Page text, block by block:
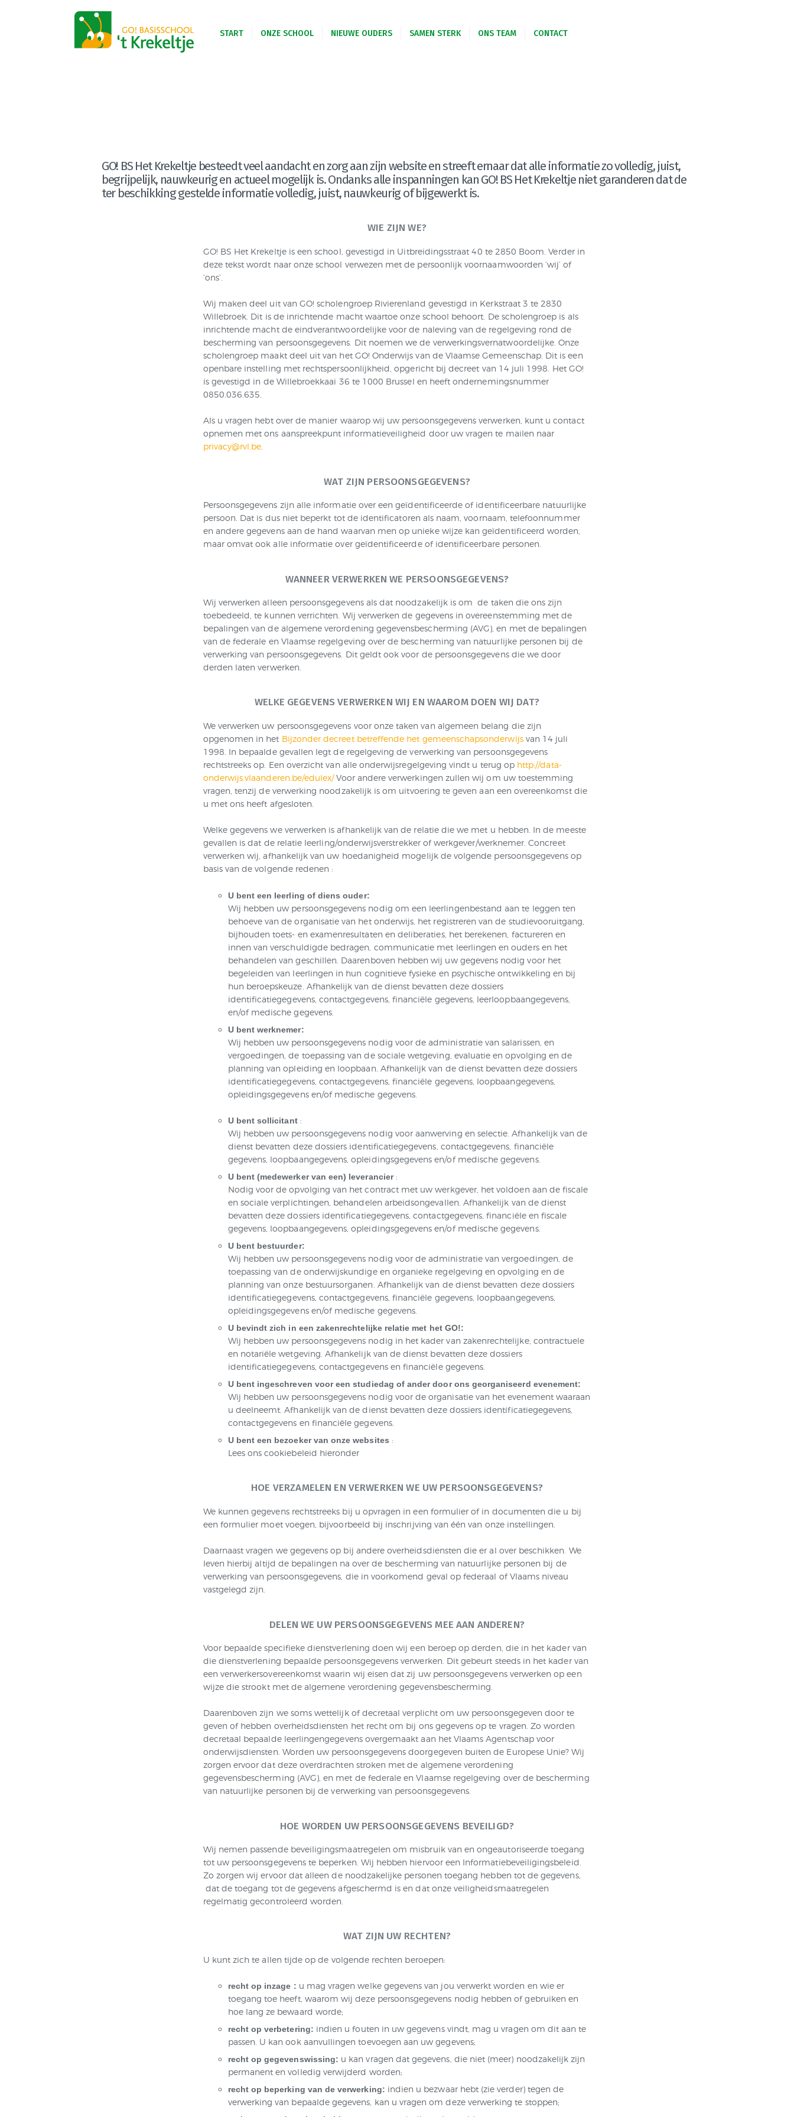
START ONZE SCHOOL NIEUWE OUDERS SAMEN STERK ONS TEAM CONTACT
GO! Het Krekeltje
CONTACT
GO! BS Het Krekeltje besteedt veel aandacht en zorg aan zijn website en streeft ernaar dat alle informatie zo volledig, juist,
begrijpelijk, nauwkeurig en actueel mogelijk is. Ondanks alle inspanningen kan GO! BS Het Krekeltje niet garanderen dat de
ter beschikking gestelde informatie volledig, juist, nauwkeurig of bijgewerkt is.
WIE ZIJN WE?
GO! BS Het Krekeltje is een school, gevestigd in Uitbreidingsstraat 40 te 2850 Boom. Verder in
deze tekst wordt naar onze school verwezen met de persoonlijk voornaamwoorden ‘wij’ of
‘ons’.
Wij maken deel uit van GO! scholengroep Rivierenland gevestigd in Kerkstraat 3 te 2830
Willebroek. Dit is de inrichtende macht waartoe onze school behoort. De scholengroep is als
inrichtende macht de eindverantwoordelijke voor de naleving van de regelgeving rond de
bescherming van persoonsgegevens. Dit noemen we de verwerkingsvernatwoordelijke. Onze
scholengroep maakt deel uit van het GO! Onderwijs van de Vlaamse Gemeenschap. Dit is een
openbare instelling met rechtspersoonlijkheid, opgericht bij decreet van 14 juli 1998. Het GO!
is gevestigd in de Willebroekkaai 36 te 1000 Brussel en heeft ondernemingsnummer
0850.036.635.
Als u vragen hebt over de manier waarop wij uw persoonsgegevens verwerken, kunt u contact
opnemen met ons aanspreekpunt informatieveiligheid door uw vragen te mailen naar
privacy@rvl.be.
WAT ZIJN PERSOONSGEGEVENS?
Persoonsgegevens zijn alle informatie over een geïdentificeerde of identificeerbare natuurlijke
persoon. Dat is dus niet beperkt tot de identificatoren als naam, voornaam, telefoonnummer
en andere gegevens aan de hand waarvan men op unieke wijze kan geïdentificeerd worden,
maar omvat ook alle informatie over geïdentificeerde of identificeerbare personen.
WANNEER VERWERKEN WE PERSOONSGEGEVENS?
Wij verwerken alleen persoonsgegevens als dat noodzakelijk is om de taken die ons zijn
toebedeeld, te kunnen verrichten. Wij verwerken de gegevens in overeenstemming met de
bepalingen van de algemene verordening gegevensbescherming (AVG), en met de bepalingen
van de federale en Vlaamse regelgeving over de bescherming van natuurlijke personen bij de
verwerking van persoonsgegevens. Dit geldt ook voor de persoonsgegevens die we door
derden laten verwerken.
WELKE GEGEVENS VERWERKEN WIJ EN WAAROM DOEN WIJ DAT?
We verwerken uw persoonsgegevens voor onze taken van algemeen belang die zijn
opgenomen in het Bijzonder decreet betreffende het gemeenschapsonderwijsvan 14 juli
1998. In bepaalde gevallen legt de regelgeving de verwerking van persoonsgegevens
rechtstreeks op. Een overzicht van alle onderwijsregelgeving vindt u terug op http://data-
onderwijs.vlaanderen.be/edulex/Voor andere verwerkingen zullen wij om uw toestemming
vragen, tenzij de verwerking noodzakelijk is om uitvoering te geven aan een overeenkomst die
u met ons heeft afgesloten.
Welke gegevens we verwerken is afhankelijk van de relatie die we met u hebben. In de meeste
gevallen is dat de relatie leerling/onderwijsverstrekker of werkgever/werknemer. Concreet
verwerken wij, afhankelijk van uw hoedanigheid mogelijk de volgende persoonsgegevens op
basis van de volgende redenen :
U bent een leerling of diens ouder:
Wij hebben uw persoonsgegevens nodig om een leerlingenbestand aan te leggen ten
behoeve van de organisatie van het onderwijs, het registreren van de studievooruitgang,
bijhouden toets- en examenresultaten en deliberaties, het berekenen, factureren en
innen van verschuldigde bedragen, communicatie met leerlingen en ouders en het
behandelen van geschillen. Daarenboven hebben wij uw gegevens nodig voor het
begeleiden van leerlingen in hun cognitieve fysieke en psychische ontwikkeling en bij
hun beroepskeuze. Afhankelijk van de dienst bevatten deze dossiers
identificatiegegevens, contactgegevens, financiële gegevens, leerloopbaangegevens,
en/of medische gegevens.
U bent werknemer:
Wij hebben uw persoonsgegevens nodig voor de administratie van salarissen, en
vergoedingen, de toepassing van de sociale wetgeving, evaluatie en opvolging en de
planning van opleiding en loopbaan. Afhankelijk van de dienst bevatten deze dossiers
identificatiegegevens, contactgegevens, financiële gegevens, loopbaangegevens,
opleidingsgegevens en/of medische gegevens.
U bent sollicitant:
Wij hebben uw persoonsgegevens nodig voor aanwerving en selectie. Afhankelijk van de
dienst bevatten deze dossiers identificatiegegevens, contactgegevens, financiële
gegevens, loopbaangegevens, opleidingsgegevens en/of medische gegevens.
U bent (medewerker van een) leverancier:
Nodig voor de opvolging van het contract met uw werkgever, het voldoen aan de fiscale
en sociale verplichtingen, behandelen arbeidsongevallen. Afhankelijk van de dienst
bevatten deze dossiers identificatiegegevens, contactgegevens, financiële en fiscale
gegevens, loopbaangegevens, opleidingsgegevens en/of medische gegevens.
U bent bestuurder:
Wij hebben uw persoonsgegevens nodig voor de administratie van vergoedingen, de
toepassing van de onderwijskundige en organieke regelgeving en opvolging en de
planning van onze bestuursorganen. Afhankelijk van de dienst bevatten deze dossiers
identificatiegegevens, contactgegevens, financiële gegevens, loopbaangegevens,
opleidingsgegevens en/of medische gegevens.
U bevindt zich in een zakenrechtelijke relatie met het GO!:
Wij hebben uw persoonsgegevens nodig in het kader van zakenrechtelijke, contractuele
en notariële wetgeving. Afhankelijk van de dienst bevatten deze dossiers
identificatiegegevens, contactgegevens en financiële gegevens.
U bent ingeschreven voor een studiedag of ander door ons georganiseerd evenement:
Wij hebben uw persoonsgegevens nodig voor de organisatie van het evenement waaraan
u deelneemt. Afhankelijk van de dienst bevatten deze dossiers identificatiegegevens,
contactgegevens en financiële gegevens.
U bent een bezoeker van onze websites :
Lees ons cookiebeleid hieronder
HOE VERZAMELEN EN VERWERKEN WE UW PERSOONSGEGEVENS?
We kunnen gegevens rechtstreeks bij u opvragen in een formulier of in documenten die u bij
een formulier moet voegen, bijvoorbeeld bij inschrijving van één van onze instellingen.
Daarnaast vragen we gegevens op bij andere overheidsdiensten die er al over beschikken. We
leven hierbij altijd de bepalingen na over de bescherming van natuurlijke personen bij de
verwerking van persoonsgegevens, die in voorkomend geval op federaal of Vlaams niveau
vastgelegd zijn.
DELEN WE UW PERSOONSGEGEVENS MEE AAN ANDEREN?
Voor bepaalde specifieke dienstverlening doen wij een beroep op derden, die in het kader van
die dienstverlening bepaalde persoonsgegevens verwerken. Dit gebeurt steeds in het kader van
een verwerkersovereenkomst waarin wij eisen dat zij uw persoonsgegevens verwerken op een
wijze die strookt met de algemene verordening gegevensbescherming.
Daarenboven zijn we soms wettelijk of decretaal verplicht om uw persoonsgegeven door te
geven of hebben overheidsdiensten het recht om bij ons gegevens op te vragen. Zo worden
decretaal bepaalde leerlingengegevens overgemaakt aan het Vlaams Agentschap voor
onderwijsdiensten. Worden uw persoonsgegevens doorgegeven buiten de Europese Unie? Wij
zorgen ervoor dat deze overdrachten stroken met de algemene verordening
gegevensbescherming (AVG), en met de federale en Vlaamse regelgeving over de bescherming
van natuurlijke personen bij de verwerking van persoonsgegevens.
HOE WORDEN UW PERSOONSGEGEVENS BEVEILIGD?
Wij nemen passende beveiligingsmaatregelen om misbruik van en ongeautoriseerde toegang
tot uw persoonsgegevens te beperken. Wij hebben hiervoor een Informatiebeveiligingsbeleid.
Zo zorgen wij ervoor dat alleen de noodzakelijke personen toegang hebben tot de gegevens,
dat de toegang tot de gegevens afgeschermd is en dat onze veiligheidsmaatregelen
regelmatig gecontroleerd worden.
WAT ZIJN UW RECHTEN?
U kunt zich te allen tijde op de volgende rechten beroepen:
recht op inzage : u mag vragen welke gegevens van jou verwerkt worden en wie er
toegang toe heeft, waarom wij deze persoonsgegevens nodig hebben of gebruiken en
hoe lang ze bewaard worde;
recht op verbetering: indien u fouten in uw gegevens vindt, mag u vragen om dit aan te
passen. U kan ook aanvullingen toevoegen aan uw gegevens;
recht op gegevenswissing: u kan vragen dat gegevens, die niet (meer) noodzakelijk zijn
permanent en volledig verwijderd worden;
recht op beperking van de verwerking: indien u bezwaar hebt (zie verder) tegen de
verwerking van bepaalde gegevens, kan u vragen om deze verwerking te stoppen;